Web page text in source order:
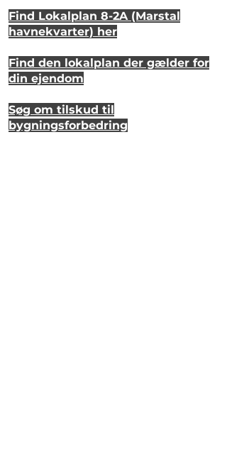
Find Lokalplan 8-2A (Marstal
havnekvarter) her
Find den lokalplan der gælder for
din ejendom
Søg om tilskud til
bygningsforbedring